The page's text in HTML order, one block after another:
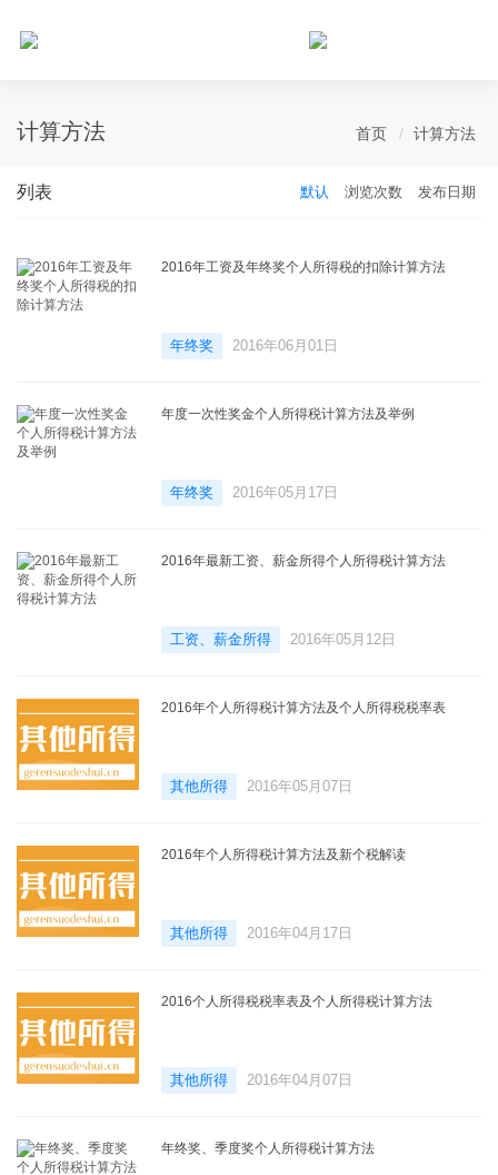
计算方法 首页 计算方法
列表 默认 浏览次数 发布日期
2016年工资及年终奖个人所得税的扣除计算方法
年终奖 2016年06月01日
年度一次性奖金个人所得税计算方法及举例
年终奖 2016年05月17日
2016年最新工资、薪金所得个人所得税计算方法
工资、薪金所得 2016年05月12日
2016年个人所得税计算方法及个人所得税税率表
其他所得 2016年05月07日
2016年个人所得税计算方法及新个税解读
其他所得 2016年04月17日
2016个人所得税税率表及个人所得税计算方法
其他所得 2016年04月07日
年终奖、季度奖个人所得税计算方法